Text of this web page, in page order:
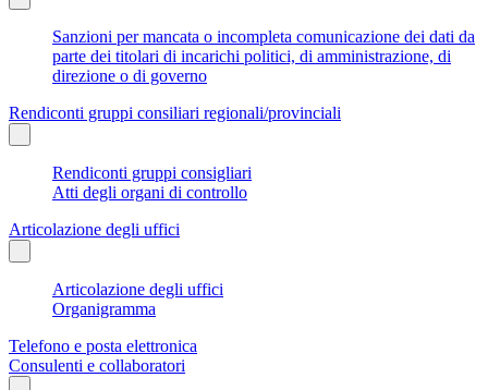
Sanzioni per mancata o incompleta comunicazione dei dati da
parte dei titolari di incarichi politici, di amministrazione, di
direzione o di governo
Rendiconti gruppi consiliari regionali/provinciali
Rendiconti gruppi consigliari
Atti degli organi di controllo
Articolazione degli uffici
Articolazione degli uffici
Organigramma
Telefono e posta elettronica
Consulenti e collaboratori